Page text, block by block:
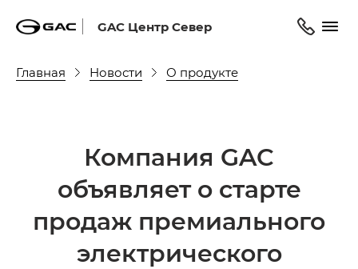
GAC Центр Север
Главная Новости О продукте
Компания GAC
объявляет о старте
продаж премиального
электрического